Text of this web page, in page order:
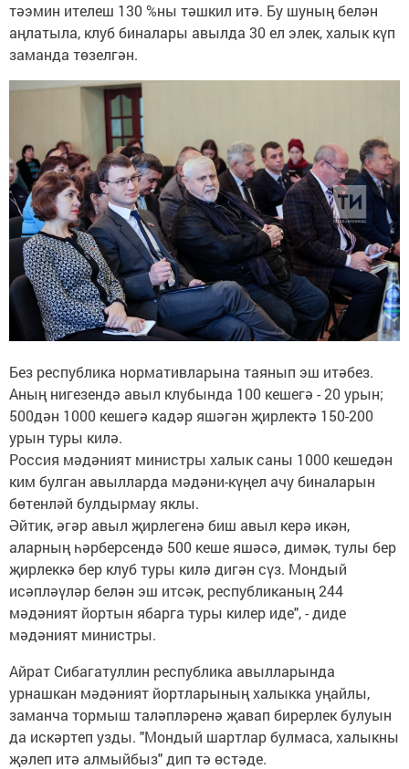
тәэмин ителеш 130 %ны тәшкил итә. Бу шуның белән
аңлатыла, клуб биналары авылда 30 ел элек, халык күп
заманда төзелгән.
Без республика нормативларына таянып эш итәбез.
Аның нигезендә авыл клубында 100 кешегә - 20 урын;
500дән 1000 кешегә кадәр яшәгән җирлектә 150-200
урын туры килә.
Россия мәдәният министры халык саны 1000 кешедән
ким булган авылларда мәдәни-күңел ачу биналарын
бөтенләй булдырмау яклы.
Әйтик, әгәр авыл җирлегенә биш авыл керә икән,
аларның һәрберсендә 500 кеше яшәсә, димәк, тулы бер
җирлеккә бер клуб туры килә дигән сүз. Мондый
исәпләүләр белән эш итсәк, республиканың 244
мәдәният йортын ябарга туры килер иде", - диде
мәдәният министры.
Айрат Сибагатуллин республика авылларында
урнашкан мәдәният йортларының халыкка уңайлы,
заманча тормыш таләпләренә җавап бирерлек булуын
да искәртеп узды. "Мондый шартлар булмаса, халыкны
җәлеп итә алмыйбыз" дип тә өстәде.